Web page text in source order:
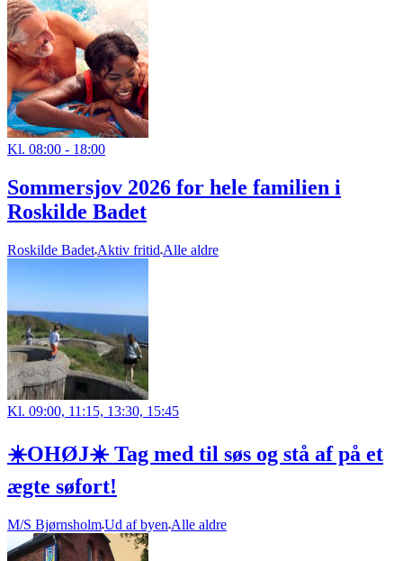
Kl. 08:00 - 18:00
Sommersjov 2026 for hele familien i
Roskilde Badet
Roskilde Badet Aktiv fritid Alle aldre
Kl. 09:00, 11:15, 13:30, 15:45
☀️OHØJ☀️ Tag med til søs og stå af på et
ægte søfort!
M/S BjørnsholmUd af byen Alle aldre